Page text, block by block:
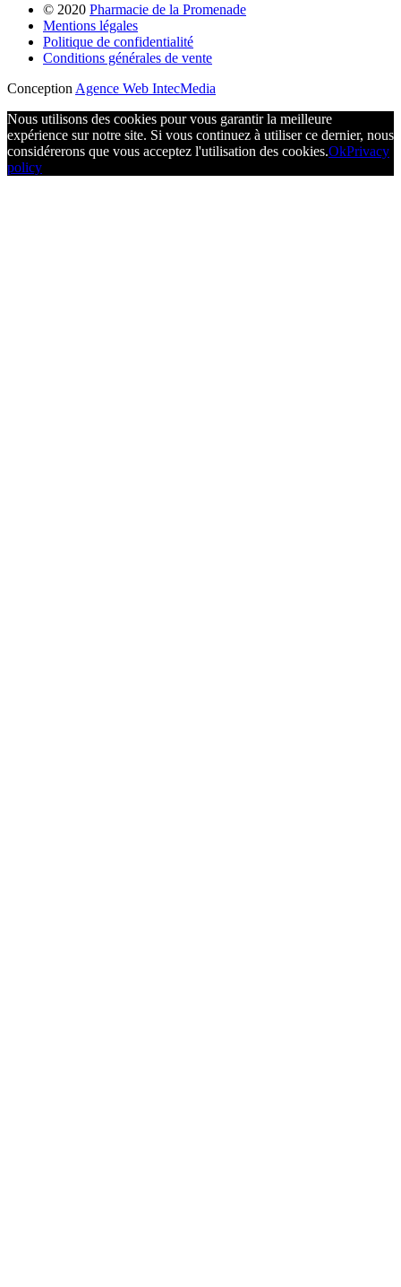
© 2020 Pharmacie de la Promenade
Mentions légales
Politique de confidentialité
Conditions générales de vente
Conception Agence Web IntecMedia
Nous utilisons des cookies pour vous garantir la meilleure
expérience sur notre site. Si vous continuez à utiliser ce dernier, nous
considérerons que vous acceptez l'utilisation des cookies.OkPrivacy
policy